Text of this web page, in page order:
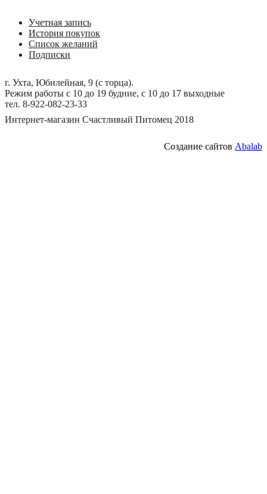
Учетная запись
История покупок
Список желаний
Подписки
г. Ухта, Юбилейная, 9 (с торца).
Режим работы с 10 до 19 будние, с 10 до 17 выходные
тел. 8-922-082-23-33
Интернет-магазин Счастливый Питомец 2018
Создание сайтов Abalab